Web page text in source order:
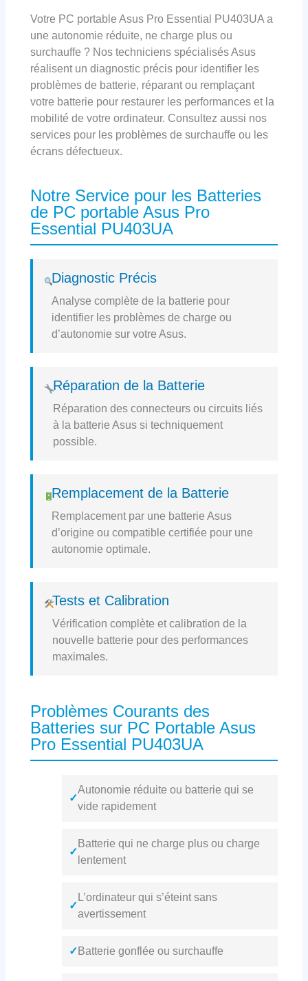
Votre PC portable Asus Pro Essential PU403UA a
une autonomie réduite, ne charge plus ou
surchauffe ? Nos techniciens spécialisés Asus
réalisent un diagnostic précis pour identifier les
problèmes de batterie, réparant ou remplaçant
votre batterie pour restaurer les performances et la
mobilité de votre ordinateur. Consultez aussi nos
services pour les problèmes de surchauffe ou les
écrans défectueux.
Notre Service pour les Batteries
de PC portable Asus Pro
Essential PU403UA
Diagnostic Précis
Analyse complète de la batterie pour
identifier les problèmes de charge ou
d’autonomie sur votre Asus.
Réparation de la Batterie
Réparation des connecteurs ou circuits liés
à la batterie Asus si techniquement
possible.
Remplacement de la Batterie
Remplacement par une batterie Asus
d’origine ou compatible certifiée pour une
autonomie optimale.
Tests et Calibration
Vérification complète et calibration de la
nouvelle batterie pour des performances
maximales.
Problèmes Courants des
Batteries sur PC Portable Asus
Pro Essential PU403UA
✓
Autonomie réduite ou batterie qui se
vide rapidement
✓
Batterie qui ne charge plus ou charge
lentement
✓
L’ordinateur qui s’éteint sans
avertissement
✓ Batterie gonflée ou surchauffe